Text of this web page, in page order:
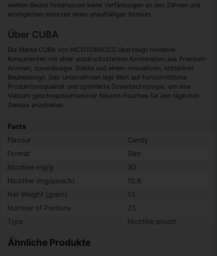
Ähnliche Produkte
weißen Beutel hinterlassen keine Verfärbungen an den Zähnen und
ermöglichen jederzeit einen unauffälligen Konsum.
Über CUBA
Die Marke CUBA von NICOTOBACCO überzeugt moderne
Konsumenten mit einer ausdrucksstarken Kombination aus Premium-
Aromen, zuverlässiger Stärke und einem innovativen, schlanken
Beuteldesign. Das Unternehmen legt Wert auf fortschrittliche
Produktionsqualität und optimierte Dosentechnologie, um eine
Vielzahl geschmacksintensiver Nikotin-Pouches für den täglichen
Genuss anzubieten.
Facts
Flavour
Candy
Format
Slim
Nicotine mg/g
30
Nicotine (mg/pouch)
15.6
Net Weight (gram)
13
Number of Portions
25
Type
Nicotine pouch